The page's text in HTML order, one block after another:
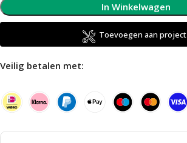
In Winkelwagen
Toevoegen aan project
Veilig betalen met: